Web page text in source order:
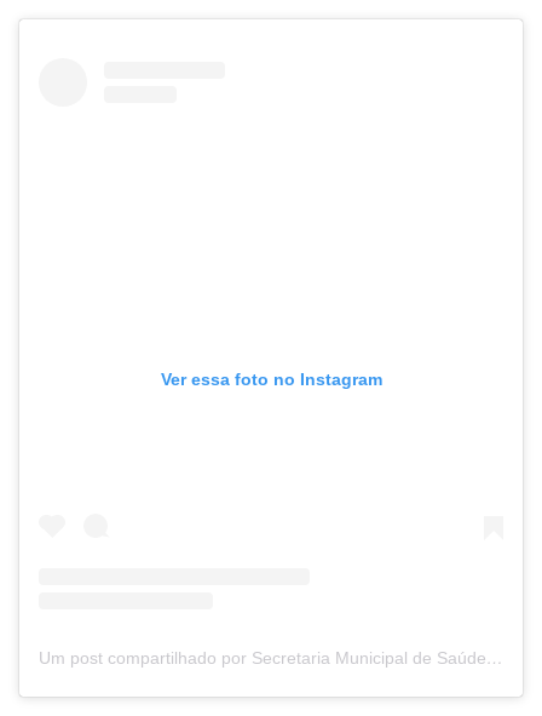
Ver essa foto no Instagram
Um post compartilhado por Secretaria Municipal de Saúde | Marcionílio Souza-BA (@smsmarcionilio)